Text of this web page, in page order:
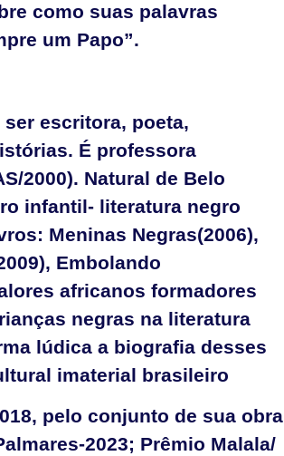
como suas palavras
um Papo”.
escritora, poeta,
É professora
2000). Natural de Belo
infantil- literatura negro
Meninas Negras(2006),
Embolando
africanos formadores
negras na literatura
lúdica a biografia desses
imaterial brasileiro
pelo conjunto de sua obra
2023; Prêmio Malala/